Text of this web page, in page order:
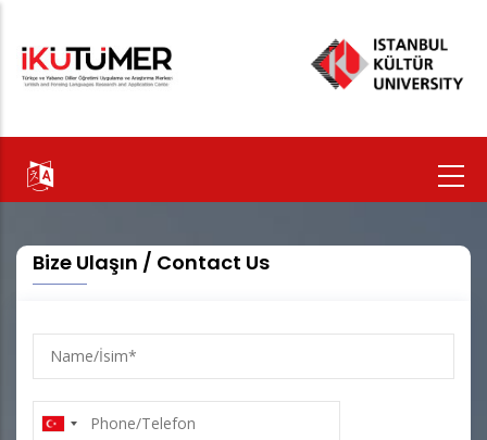
içeriğe
atla
Bize Ulaşın / Contact Us
Name/
İsim
Phone/Telefon